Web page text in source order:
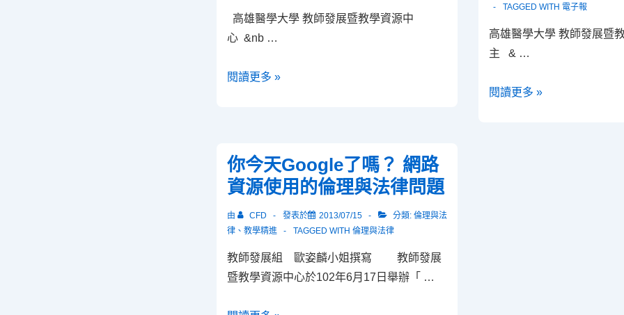
技
能
心
禮
如
何
導
OSCE
高雄醫學大學 教師發展暨教學資源中
心 &nb …
第
子
報
閱讀更多 »
TAGGED WITH 電子報
高雄醫學大學 教師發展
主 & …
第
閱讀更多 »
你今天Google了嗎？ 網路
資源使用的倫理與法律問題
由 CFD 發表於 2013/07/15 分類: 倫理與法
律、 教學精進 TAGGED WITH 倫理與法律
教師發展組 歐姿麟小姐撰寫 教師發展
暨教學資源中心於102年6月17日舉辦「 …